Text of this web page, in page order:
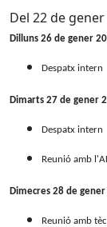
Del 22 de
Dilluns 26 de gener
Despatx intern
Dimarts 27 de gener
Despatx intern
Reunió amb
Dimecres 28 de
Reunió amb